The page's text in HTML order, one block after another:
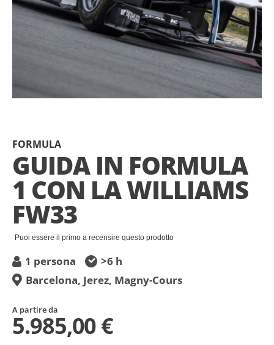
galleria
di
immagini
FORMULA
GUIDA IN FORMULA
1 CON LA WILLIAMS
FW33
Puoi essere il primo a recensire questo prodotto
1 persona
>6 h
Barcelona, Jerez, Magny-Cours
A partire da
5.985,00 €